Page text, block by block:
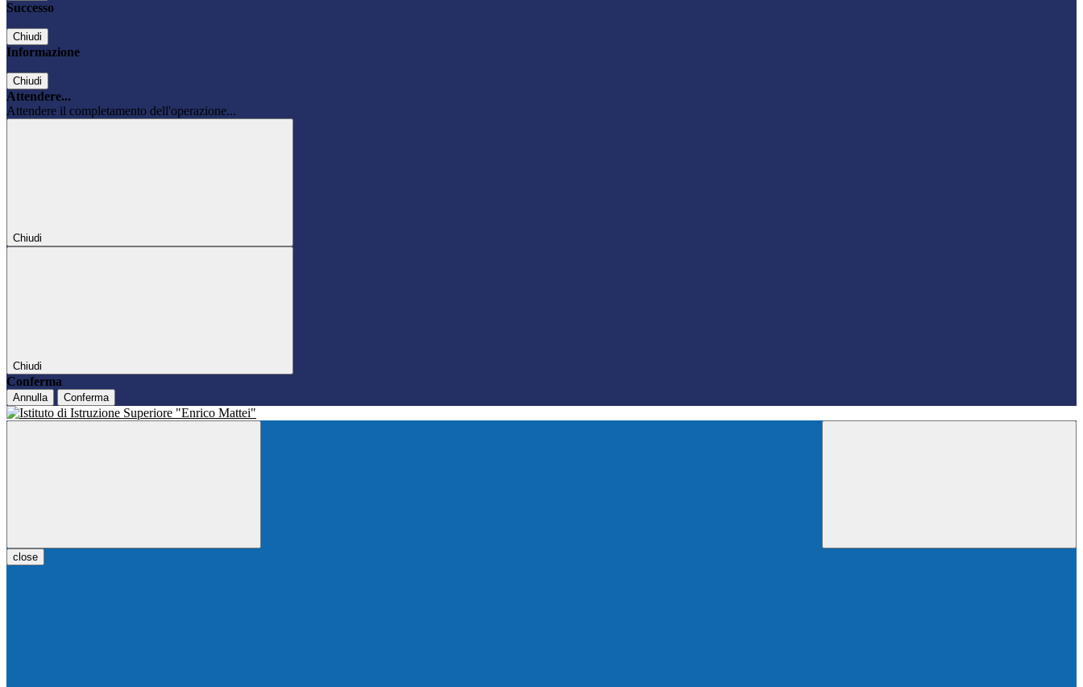
Successo
Chiudi
Informazione
Chiudi
Attendere...
Attendere il completamento dell'operazione...
Chiudi
Chiudi
Conferma
Annulla Conferma
close